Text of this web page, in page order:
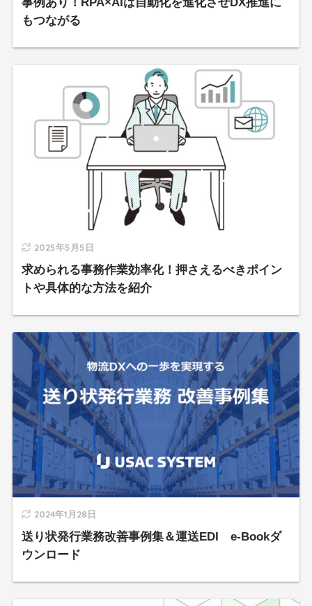
もつながる
2025年5月5日
求められる事務作業効率化！押さえるべきポイン
トや具体的な方法を紹介
2024年1月28日
送り状発行業務改善事例集＆運送EDI e-Bookダ
ウンロード